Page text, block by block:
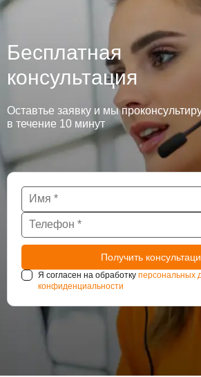
Бесплатная
консультация
Оставтье заявку и мы
в течение 10 минут
Я согласен на обработку персональных
конфиденциальности